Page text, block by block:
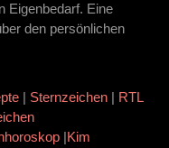
Eigenbedarf. Eine
den persönlichen
| Sternzeichen | RTL
|Kim